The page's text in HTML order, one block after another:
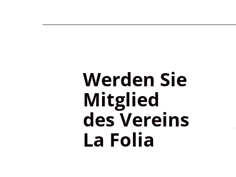
Werden Sie
Mitglied
des Vereins
La Folia